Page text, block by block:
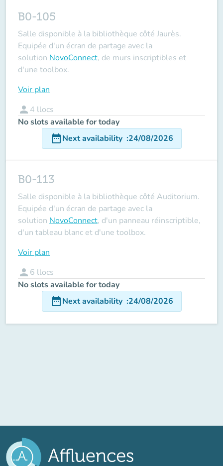
B0-105
Salle disponible à la bibliothèque côté Jaurès.
Equipée d'un écran de partage avec la
solution NovoConnect, de murs inscriptibles et
d'une toolbox.
Voir plan
person 4 llocs
No slots available for today
date_rangeNext availability :24/08/2026
B0-113
Salle disponible à la bibliothèque côté Auditorium.
Equipée d'un écran de partage avec la
solution NovoConnect, d'un panneau réinscriptible,
d'un tableau blanc et d'une toolbox.
Voir plan
person 6 llocs
No slots available for today
date_rangeNext availability :24/08/2026